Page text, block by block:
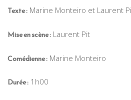
Texte :Marine Monteiro et Laurent
Mise en scène :Laurent Pit
Comédienne :Marine Monteiro
Durée :1h00